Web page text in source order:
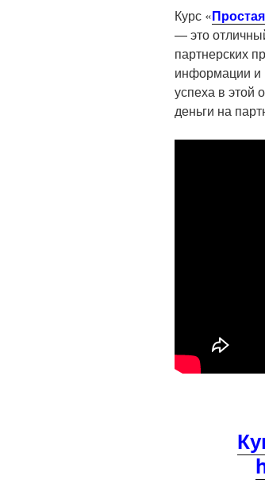
Курс «
— это
партнерских
информации и
успеха в этой
деньги на